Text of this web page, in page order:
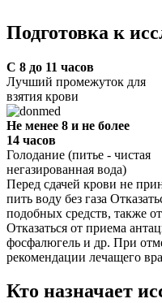
Подготовка к
С 8 до 11 часов
Лучший промежуток для
взятия крови
Не менее 8 и не более
14 часов
Голодание (питье - чистая
негазированная вода)
Перед сдачей крови не
пить воду без газа
подобных средств, также
Отказаться от приема
фосфалюгель и др. При
рекомендации лечащего
Кто назначает